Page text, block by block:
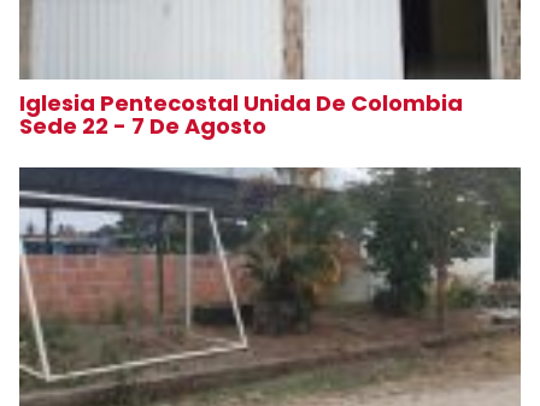
Iglesia Pentecostal Unida De Colombia
Sede 22 - 7 De Agosto